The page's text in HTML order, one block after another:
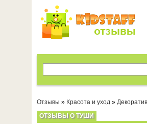
Отзывы » Красота и уход »
ОТЗЫВЫ О ТУШИ